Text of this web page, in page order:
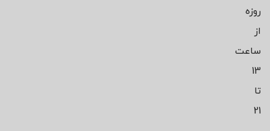
روزه
از
ساعت
13
تا
21